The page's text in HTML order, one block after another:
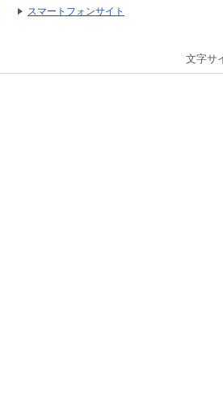
スマートフォンサイト
文字サ